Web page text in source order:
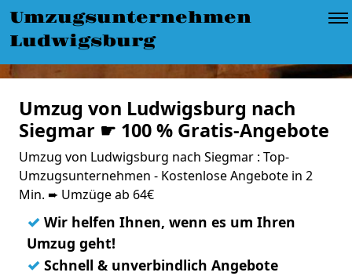
Umzugsunternehmen
Ludwigsburg
Umzug von Ludwigsburg nach
Siegmar ☛ 100 % Gratis-Angebote
Umzug von Ludwigsburg nach Siegmar : Top-
Umzugsunternehmen - Kostenlose Angebote in 2
Min. ➨ Umzüge ab 64€
✓ Wir helfen Ihnen, wenn es um Ihren
Umzug geht!
✓ Schnell & unverbindlich Angebote